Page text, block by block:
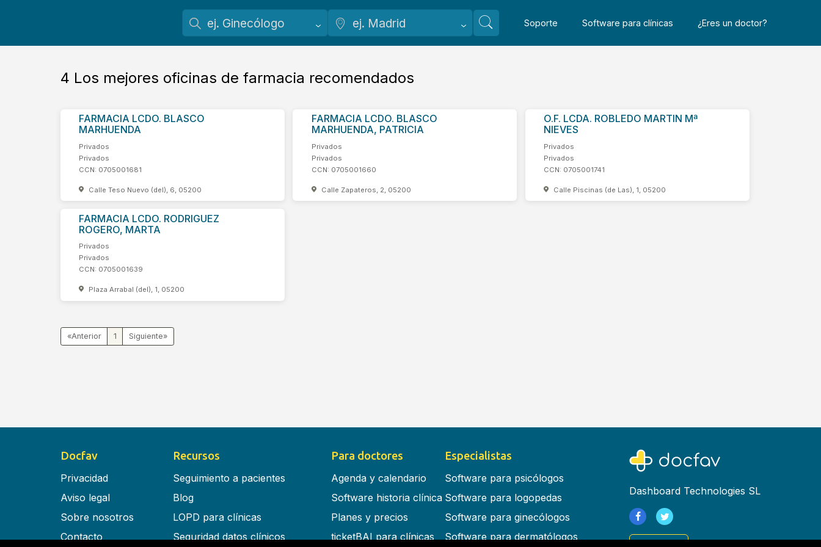
Soporte Software para clínicas ¿Eres un doctor?
4 Los mejores oficinas de farmacia recomendados
FARMACIA LCDO. BLASCO
MARHUENDA
Privados
Privados
CCN: 0705001681
Calle Teso Nuevo (del), 6, 05200
FARMACIA LCDO. BLASCO
MARHUENDA, PATRICIA
Privados
Privados
CCN: 0705001660
Calle Zapateros, 2, 05200
O.F. LCDA. ROBLEDO MARTIN Mª
NIEVES
Privados
Privados
CCN: 0705001741
Calle Piscinas (de Las), 1, 05200
FARMACIA LCDO. RODRIGUEZ
ROGERO, MARTA
Privados
Privados
CCN: 0705001639
Plaza Arrabal (del), 1, 05200
« 1 »
Docfav
Privacidad
Aviso legal
Sobre nosotros
Contacto
Recursos
Seguimiento a pacientes
Blog
LOPD para clínicas
Seguridad datos clínicos
Para doctores
Agenda y calendario
Software historia clínica
Planes y precios
ticketBAI para clínicas
Especialistas
Software para psicólogos
Software para logopedas
Software para ginecólogos
Software para dermatólogos
Dashboard Technologies SL